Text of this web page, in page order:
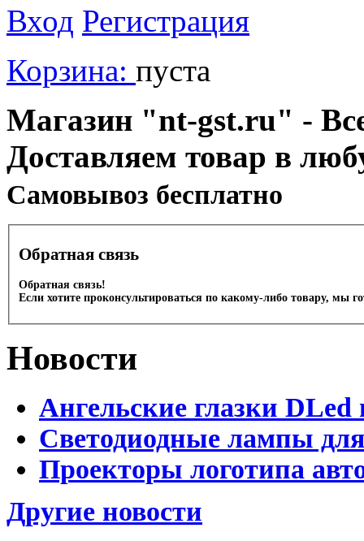
Вход Регистрация
Корзина: пуста
Магазин "nt-gst.ru" -
Доставляем товар в
Cамовывоз бесплатно
Обратная связь
Обратная связь!
Если хотите проконсультироваться по какому-либо товару, мы
Новости
Ангельские глазки DLed
Светодиодные лампы
Проекторы логотипа
Другие новости